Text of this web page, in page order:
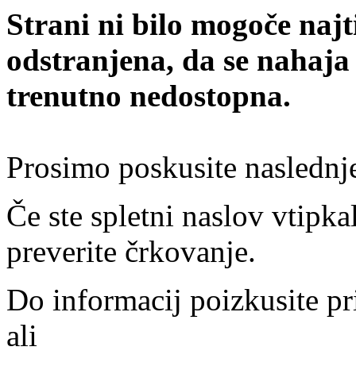
Strani ni bilo mogoče
odstranjena, da se
trenutno nedostopna.
Prosimo poskusite
Če ste spletni naslov
preverite črkovanje.
Do informacij poizkusite
ali